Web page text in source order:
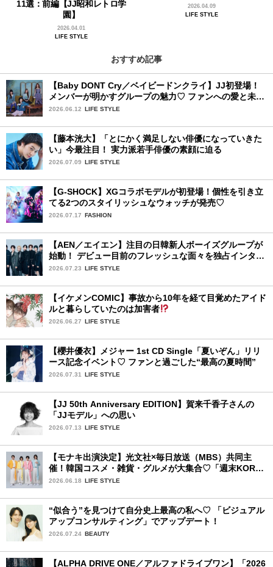
11選：前編【JJ昭和レトロ学
園】
2026.04.01
LIFE STYLE
2026.04.09
LIFE STYLE
おすすめ記事
【Baby DONT Cry／ベイビードンクライ】JJ初登場！
メンバーが明かすグループの魅力♡ ファンへの愛と未来
の夢
2026.06.12 LIFE STYLE
【藤本洸大】「とにかく満足しない俳優になっていきた
い」今最注目！ 実力派若手俳優の素顔に迫る
2026.07.09 LIFE STYLE
【G-SHOCK】XGコラボモデルが初登場！個性を引き立
てる2つのスタイリッシュなウォッチが発売♡
2026.07.17 FASHION
【AEN／エイエン】注目の日韓新人ボーイズグループが
始動！ デビュー目前のフレッシュな面々を独占インタビ
ュー。7人の魅力に迫ります♪
2026.07.23 LIFE STYLE
【イケメンCOMIC】事故から10年を経て目覚めたアイド
ルと暮らしていたのは加害者
2026.06.27 LIFE STYLE
【櫻井優衣】メジャー 1st CD Single「夏いぞん」リリ
ース記念イベント♡ ファンと過ごした“最高の夏時間”
2026.07.31 LIFE STYLE
【JJ 50th Anniversary EDITION】賀来千香子さんの
「JJモデル」への思い
2026.07.13 LIFE STYLE
【モナキ出演決定】光文社×毎日放送（MBS）共同主
催！韓国コスメ・雑貨・グルメが大集合♡「週末KOREA
ハップルFES in 大阪」が開催
2026.06.18 LIFE STYLE
“似合う”を見つけて自分史上最高の私へ♡ 「ビジュアル
アップコンサルティング」でアップデート！
2026.07.24 BEAUTY
【ALPHA DRIVE ONE／アルファドライブワン】「2026